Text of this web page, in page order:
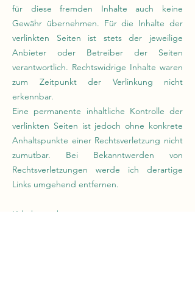
für diese fremden Inhalte auch keine
Gewähr übernehmen. Für die Inhalte der
verlinkten Seiten ist stets der jeweilige
Anbieter oder Betreiber der Seiten
verantwortlich. Rechtswidrige Inhalte waren
zum Zeitpunkt der Verlinkung nicht
erkennbar.
Eine permanente inhaltliche Kontrolle der
verlinkten Seiten ist jedoch ohne konkrete
Anhaltspunkte einer Rechtsverletzung nicht
zumutbar. Bei Bekanntwerden von
Rechtsverletzungen werde ich derartige
Links umgehend entfernen.
Urheberrecht